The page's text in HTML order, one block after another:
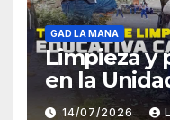
GAD LA MANA
Limpieza y
en la
Carlota
14/07/2026